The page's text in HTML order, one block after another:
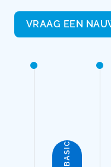
VRAAG EEN
BASIC